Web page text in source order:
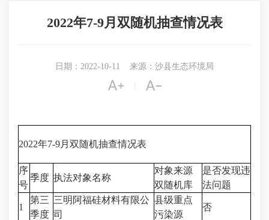
2022年7-9月双随机抽查情况表
日期：2022-10-11 来源：沙县生态环境局
 
2022年7-9月双随机抽查情况表
序
号
季度 执法对象名称
对象来源
双随机库
是否发现违
法问题
1
第三
季度
三明阿福硅材料有限公
司
县级重点
污染源
否